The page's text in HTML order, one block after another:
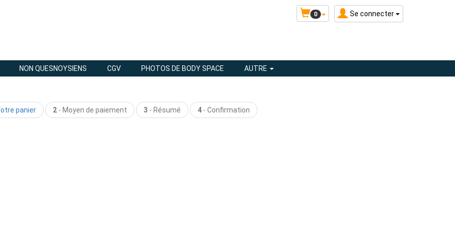
Se connecter
0
NON QUESNOYSIENS CGV PHOTOS DE BODY SPACE AUTRE
panier 2 - Moyen de paiement 3 - Résumé 4 - Confirmation